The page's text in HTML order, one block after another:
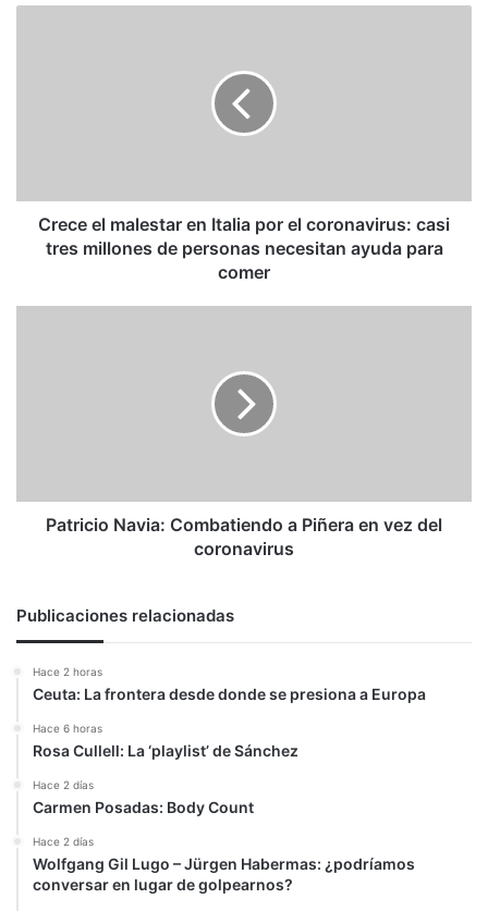
casi
tres
millones
Crece el malestar en Italia por el coronavirus: casi
tres millones de personas necesitan ayuda para
comer
coronavirus
Patricio Navia: Combatiendo a Piñera en vez del
coronavirus
Publicaciones relacionadas
Hace 2 horas
Ceuta: La frontera desde donde se presiona a Europa
Hace 6 horas
Rosa Cullell: La ‘playlist’ de Sánchez
Hace 2 días
Carmen Posadas: Body Count
Hace 2 días
Wolfgang Gil Lugo – Jürgen Habermas: ¿podríamos
conversar en lugar de golpearnos?